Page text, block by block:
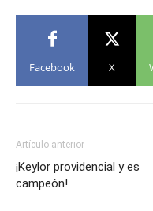
Facebook X
Artículo anterior
¡Keylor providencial y es
campeón!